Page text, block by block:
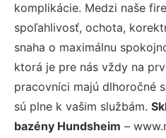
komplikácie. Medzi naše
spoľahlivosť, ochota,
snaha o maximálnu
ktorá je pre nás vždy na
pracovníci majú dlhoročné
sú plne k vašim službám.
bazény Hundsheim –